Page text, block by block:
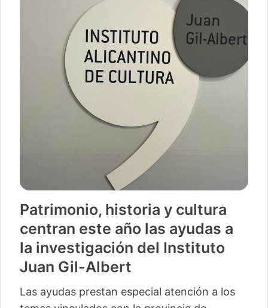
Patrimonio, historia y cultura
centran este año las ayudas a
la investigación del Instituto
Juan Gil-Albert
Las ayudas prestan especial atención a los